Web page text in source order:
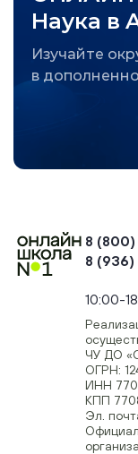
Наука в
Изучайте
в
8
8
10:00-
ЧУ ДО
ОГРН:
ИНН
КПП
Эл.